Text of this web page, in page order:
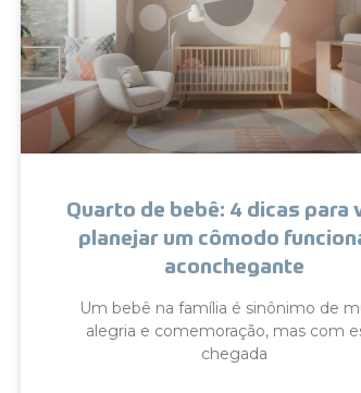
Quarto de bebê: 4 dicas para
planejar um cômodo
aconchegante
Um bebê na família é sinônimo de
alegria e comemoração, mas com
chegada